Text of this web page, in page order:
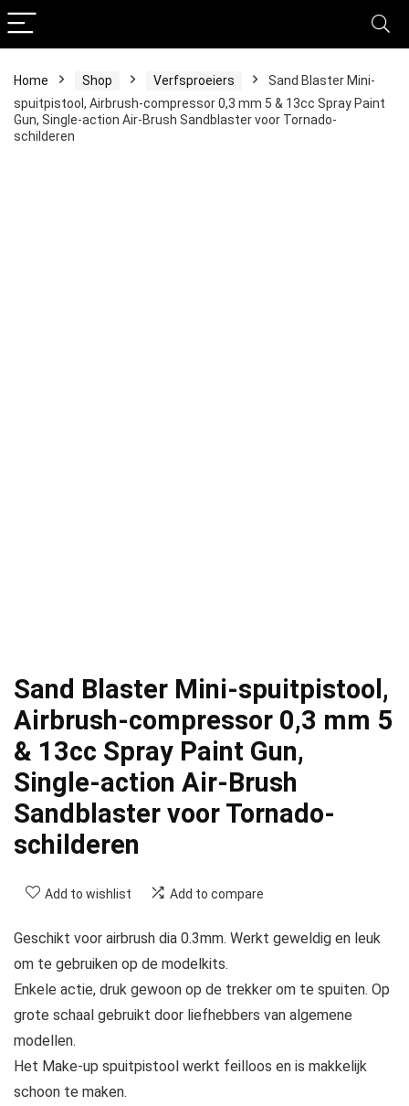
Home Shop Verfsproeiers
Sand Blaster Mini-
spuitpistool, Airbrush-compressor 0,3 mm 5 & 13cc Spray Paint
Gun, Single-action Air-Brush Sandblaster voor Tornado-
schilderen
Sand Blaster Mini-spuitpistool,
Airbrush-compressor 0,3 mm 5
& 13cc Spray Paint Gun,
Single-action Air-Brush
Sandblaster voor Tornado-
schilderen
Add to wishlist Add to compare
Geschikt voor airbrush dia 0.3mm. Werkt geweldig en leuk
om te gebruiken op de modelkits.
Enkele actie, druk gewoon op de trekker om te spuiten. Op
grote schaal gebruikt door liefhebbers van algemene
modellen.
Het Make-up spuitpistool werkt feilloos en is makkelijk
schoon te maken.